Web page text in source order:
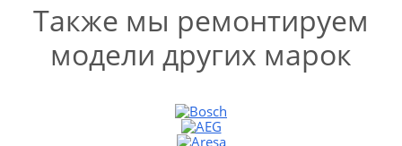
УЗНАТЬ СТОИМОСТЬ
Выезд и диагностика
БЕСПЛАТНО *
Также мы ремонтируем
модели других марок